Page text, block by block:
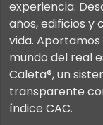
experiencia.
años, edificios y
vida.
mundo del real
Caleta®, un
transparente
índice CAC.